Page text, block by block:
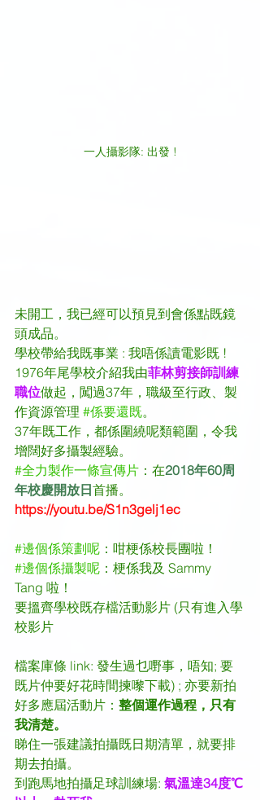
一人攝影隊: 出發 !
未開工，我已經可以預見到會係點既鏡
頭成品。
學校帶給我既事業 : 我唔係讀電影既 !
1976年尾學校介紹我由菲林剪接師訓練
職位做起，闖過37年，職級至行政、製
作資源管理 #係要還既。
37年既工作，都係圍繞呢類範圍，令我
增闊好多攝製經驗。
#全力製作一條宣傳片 ：在2018年60周
年校慶開放日首播。
https://youtu.be/S1n3gelj1ec
#邊個係策劃呢 ：咁梗係校長團啦！
#邊個係攝製呢 ：梗係我及 Sammy
Tang 啦！
要搵齊學校既存檔活動影片 (只有進入學
校影片
檔案庫條 link: 發生過乜嘢事，唔知; 要
既片仲要好花時間揀嚟下載) ; 亦要新拍
好多應屆活動片： 整個運作過程，只有
我清楚。
睇住一張建議拍攝既日期清單，就要排
期去拍攝。
到跑馬地拍攝足球訓練場: 氣溫達34度℃